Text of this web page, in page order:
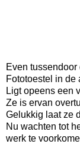
Even
Fototoestel in de
Ligt opeens een
Ze is ervan
Gelukkig laat ze
Nu wachten tot
werk te